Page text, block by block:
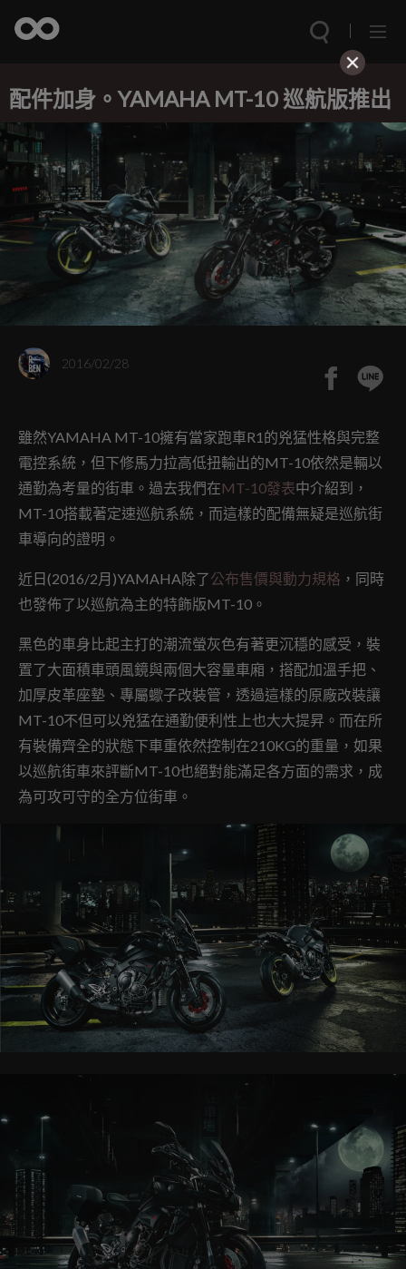
配件加身。YAMAHA MT-10 巡航版推出
2016/02/28
雖然YAMAHA MT-10擁有當家跑車R1的兇猛性格與完整
電控系統，但下修馬力拉高低扭輸出的MT-10依然是輛以
通勤為考量的街車。過去我們在MT-10發表中介紹到，
MT-10搭載著定速巡航系統，而這樣的配備無疑是巡航街
車導向的證明。
近日(2016/2月)YAMAHA除了公布售價與動力規格 ，同時
也發佈了以巡航為主的特飾版MT-10。
黑色的車身比起主打的潮流螢灰色有著更沉穩的感受，裝
置了大面積車頭風鏡與兩個大容量車廂，搭配加溫手把、
加厚皮革座墊、專屬蠍子改裝管，透過這樣的原廠改裝讓
MT-10不但可以兇猛在通勤便利性上也大大提昇。而在所
有裝備齊全的狀態下車重依然控制在210KG的重量，如果
以巡航街車來評斷MT-10也絕對能滿足各方面的需求，成
為可攻可守的全方位街車。